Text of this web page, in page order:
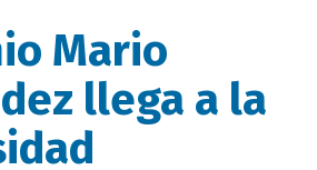
Mario
llega a la